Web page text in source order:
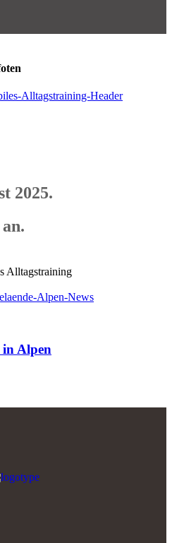
2025.
in Alpen